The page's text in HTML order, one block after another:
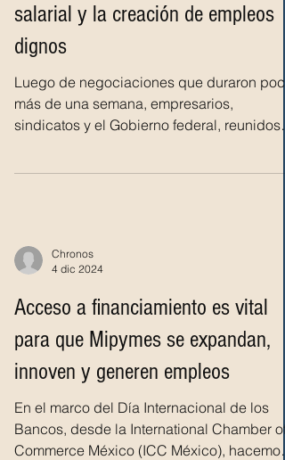
salarial y la creación de empleos
dignos
Luego de negociaciones que duraron poco
más de una semana, empresarios,
sindicatos y el Gobierno federal, reunidos
Chronos
4 dic 2024
Acceso a financiamiento es vital
para que Mipymes se expandan,
innoven y generen empleos
En el marco del Día Internacional de los
Bancos, desde la International Chamber of
Commerce México (ICC México), hacemos